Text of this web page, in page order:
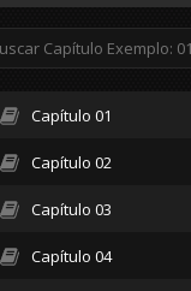
Capítulo 01
Capítulo 02
Capítulo 03
Capítulo 04